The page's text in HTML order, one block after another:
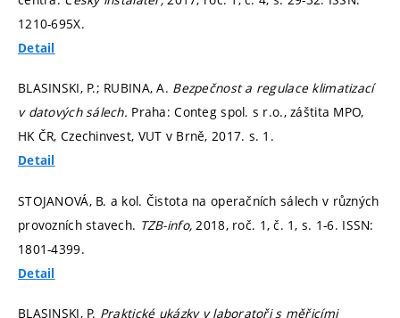
1210-695X.
Detail
BLASINSKI, P.; RUBINA, A. Bezpečnost a regulace klimatizací
v datových sálech. Praha: Conteg spol. s r.o., záštita MPO,
HK ČR, Czechinvest, VUT v Brně, 2017. s. 1.
Detail
STOJANOVÁ, B. a kol. Čistota na operačních sálech v různých
provozních stavech. TZB-info, 2018, roč. 1, č. 1,s. 1-6. ISSN:
1801-4399.
Detail
BLASINSKI, P. Praktické ukázky v laboratoři s měřicími